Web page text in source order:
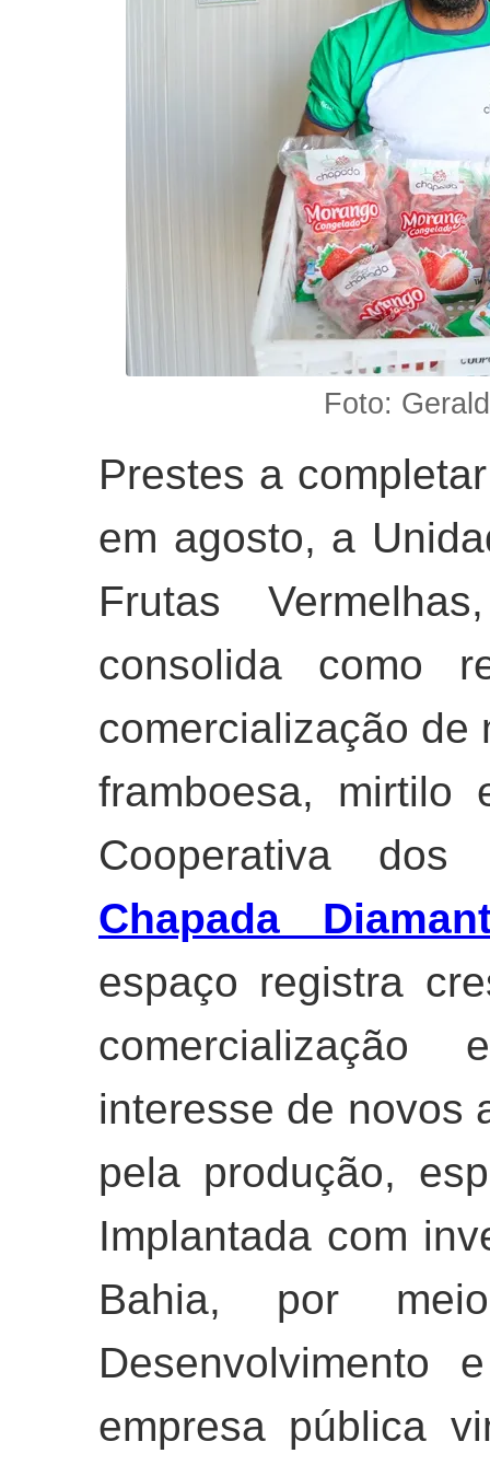
Foto:
Prestes a
em agosto, a
Frutas
consolida como
comercialização de
framboesa, mirtilo
Cooperativa
Chapada
espaço registra
interesse de novos
pela produção,
Implantada com
Bahia, por
Desenvolvimento
empresa pública